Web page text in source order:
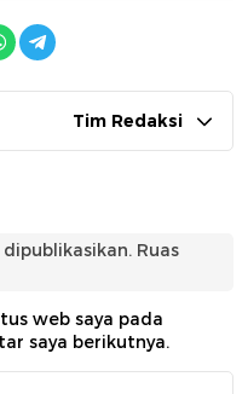
Tim Redaksi
Ruas
web saya pada
saya berikutnya.